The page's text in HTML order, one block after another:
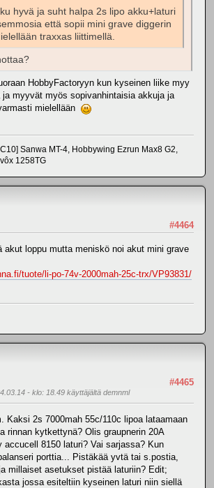
hyvä ja suht halpa 2s lipo akku+laturi
että sopii mini grave diggerin
traxxas liittimellä.
HobbyFactoryyn kun kyseinen liike myy
ja myyvät myös sopivanhintaisia akkuja ja
mielellään
Sanwa MT-4, Hobbywing Ezrun Max8 G2,
1258TG
#4464
akut loppu mutta meniskö noi akut mini grave
tuote/li-po-74v-2000mah-25c-trx/VP93831/
#4465
- klo: 18.49 käyttäjältä demnml
Kaksi 2s 7000mah 55c/110c lipoa lataamaan
rinnan kytkettynä? Olis graupnerin 20A
accucell 8150 laturi? Vai sarjassa? Kun
porttia... Pistäkää yvtä tai s.postia,
millaiset asetukset pistää laturiin? Edit;
jossa esiteltiin kyseinen laturi niin siellä